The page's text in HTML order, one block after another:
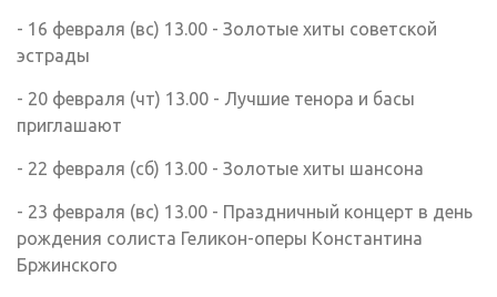
- 16 февраля (вс) 13.00 - Золотые хиты советской
эстрады
- 20 февраля (чт) 13.00 - Лучшие тенора и басы
приглашают
- 22 февраля (сб) 13.00 - Золотые хиты шансона
- 23 февраля (вс) 13.00 - Праздничный концерт в день
рождения солиста Геликон-оперы Константина
Бржинского